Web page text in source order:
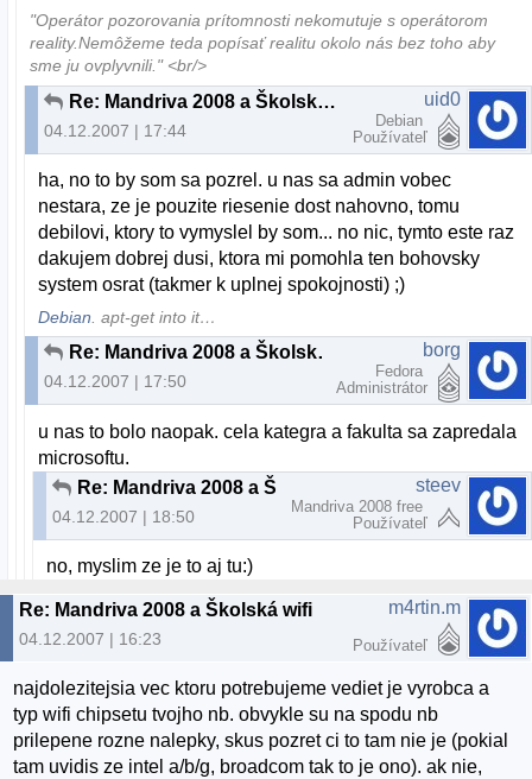
"Operátor pozorovania prítomnosti nekomutuje s operátorom
reality.Nemôžeme teda popísať realitu okolo nás bez toho aby
sme ju ovplyvnili." <br/>
Re: Mandriva 2008 a Školská wifi
04.12.2007 | 17:44
uid0
Debian
Používateľ
ha, no to by som sa pozrel. u nas sa admin vobec
nestara, ze je pouzite riesenie dost nahovno, tomu
debilovi, ktory to vymyslel by som... no nic, tymto este raz
dakujem dobrej dusi, ktora mi pomohla ten bohovsky
system osrat (takmer k uplnej spokojnosti) ;)
Debian . apt-get into it…
Re: Mandriva 2008 a Školská wifi
04.12.2007 | 17:50
borg
Fedora
Administrátor
u nas to bolo naopak. cela kategra a fakulta sa zapredala
microsoftu.
04.12.2007 | 18:50
steev
Mandriva 2008 free
Používateľ
no, myslim ze je to aj tu:)
Re: Mandriva 2008 a Školská wifi
04.12.2007 | 16:23
m4rtin.m
Používateľ
najdolezitejsia vec ktoru potrebujeme vediet je vyrobca a
typ wifi chipsetu tvojho nb. obvykle su na spodu nb
prilepene rozne nalepky, skus pozret ci to tam nie je (pokial
tam uvidis ze intel a/b/g, broadcom tak to je ono). ak nie,